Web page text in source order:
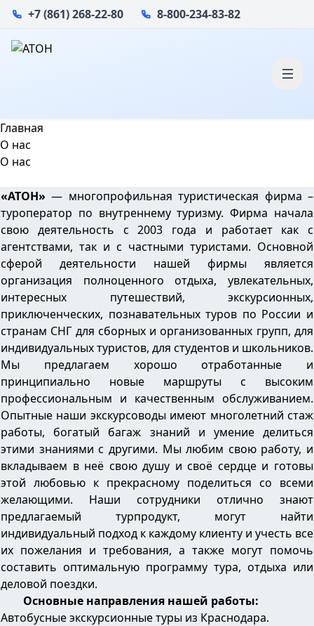
+7 (861) 268-22-80 8-800-234-83-82
Главная
О нас
О нас
«АТОН» — многопрофильная туристическая фирма –
туроператор по внутреннему туризму. Фирма начала
свою деятельность с 2003 года и работает как с
агентствами, так и с частными туристами. Основной
сферой деятельности нашей фирмы является
организация полноценного отдыха, увлекательных,
интересных путешествий, экскурсионных,
приключенческих, познавательных туров по России и
странам СНГ для сборных и организованных групп, для
индивидуальных туристов, для студентов и школьников.
Мы предлагаем хорошо отработанные и
принципиально новые маршруты с высоким
профессиональным и качественным обслуживанием.
Опытные наши экскурсоводы имеют многолетний стаж
работы, богатый багаж знаний и умение делиться
этими знаниями с другими. Мы любим свою работу, и
вкладываем в неё свою душу и своё сердце и готовы
этой любовью к прекрасному поделиться со всеми
желающими. Наши сотрудники отлично знают
предлагаемый турпродукт, могут найти
индивидуальный подход к каждому клиенту и учесть все
их пожелания и требования, а также могут помочь
составить оптимальную программу тура, отдыха или
деловой поездки.
Основные направления нашей работы:
Автобусные экскурсионные туры из Краснодара.